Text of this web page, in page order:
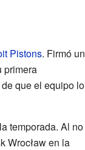
Pistons. Firmó un
primera
que el equipo lo
temporada. Al no
Wrocław en la